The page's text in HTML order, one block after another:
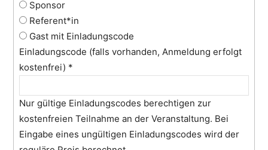
Sponsor
Referent*in
Gast mit Einladungscode
Einladungscode (falls vorhanden, Anmeldung erfolgt
kostenfrei) *
Nur gültige Einladungscodes berechtigen zur
kostenfreien Teilnahme an der Veranstaltung. Bei
Eingabe eines ungültigen Einladungscodes wird der